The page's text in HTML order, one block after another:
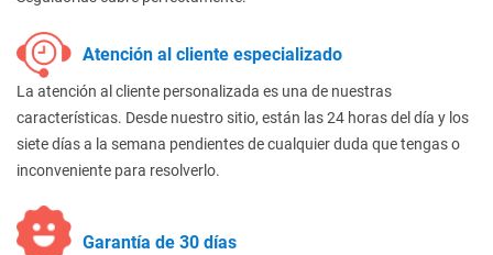
Atención al cliente especializado
La atención al cliente personalizada es una de nuestras
características. Desde nuestro sitio, están las 24 horas del día y los
siete días a la semana pendientes de cualquier duda que tengas o
inconveniente para resolverlo.
Garantía de 30 días